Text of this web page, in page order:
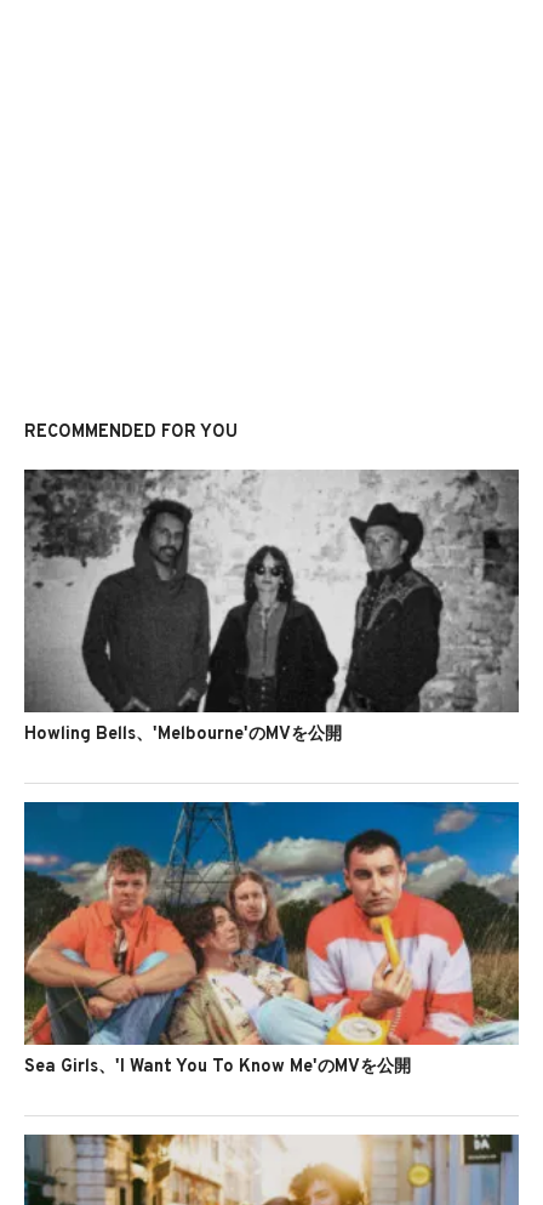
RECOMMENDED FOR YOU
Howling Bells、'Melbourne'のMVを公開
Sea Girls、'I Want You To Know Me'のMVを公開